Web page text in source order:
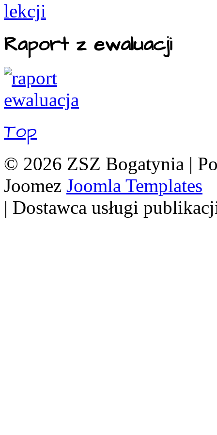
Raport z ewaluacji
Top
© 2026 ZSZ Bogatynia |
Joomez Joomla Templates
| Dostawca usługi